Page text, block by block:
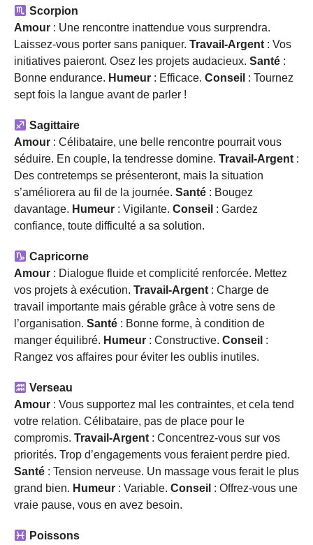
Scorpion
Amour : Une rencontre inattendue vous surprendra.
Laissez-vous porter sans paniquer. Travail-Argent : Vos
initiatives paieront. Osez les projets audacieux. Santé :
Bonne endurance. Humeur : Efficace. Conseil : Tournez
sept fois la langue avant de parler !
Sagittaire
Amour : Célibataire, une belle rencontre pourrait vous
séduire. En couple, la tendresse domine. Travail-Argent :
Des contretemps se présenteront, mais la situation
s’améliorera au fil de la journée. Santé : Bougez
davantage. Humeur : Vigilante. Conseil : Gardez
confiance, toute difficulté a sa solution.
Capricorne
Amour : Dialogue fluide et complicité renforcée. Mettez
vos projets à exécution. Travail-Argent : Charge de
travail importante mais gérable grâce à votre sens de
l’organisation. Santé : Bonne forme, à condition de
manger équilibré. Humeur : Constructive. Conseil :
Rangez vos affaires pour éviter les oublis inutiles.
Verseau
Amour : Vous supportez mal les contraintes, et cela tend
votre relation. Célibataire, pas de place pour le
compromis. Travail-Argent : Concentrez-vous sur vos
priorités. Trop d’engagements vous feraient perdre pied.
Santé : Tension nerveuse. Un massage vous ferait le plus
grand bien. Humeur : Variable. Conseil : Offrez-vous une
vraie pause, vous en avez besoin.
Poissons